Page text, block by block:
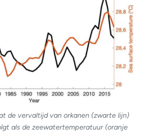
de vervaltijd van orkanen (zwarte lijn)
als de zeewatertemperatuur (oranje